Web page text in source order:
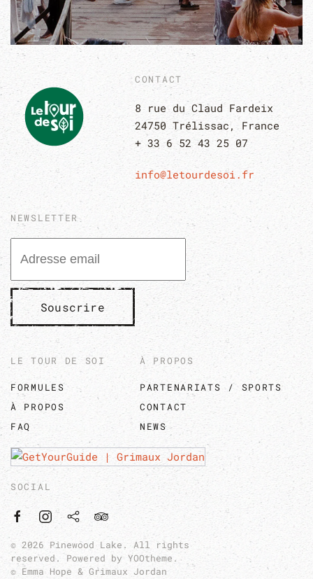
CONTACT
8 rue du Claud Fardeix
24750 Trélissac, France
+ 33 6 52 43 25 07
info@letourdesoi.fr
NEWSLETTER
Souscrire
SOCIAL
© 2026 Pinewood Lake. All rights
reserved. Powered by YOOtheme .
© Emma Hope & Grimaux Jordan
LE TOUR DE SOI
FORMULES
À PROPOS
FAQ
À PROPOS
PARTENARIATS / SPORTS
CONTACT
NEWS